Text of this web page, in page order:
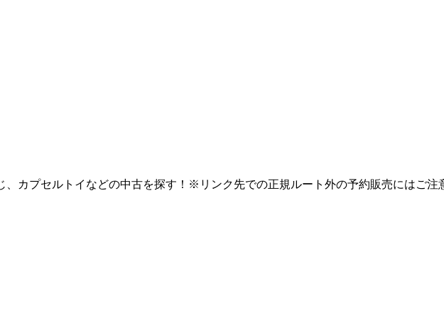
、カプセルトイなどの中古を探す！※リンク先での正規ルート外の予約販売にはご注